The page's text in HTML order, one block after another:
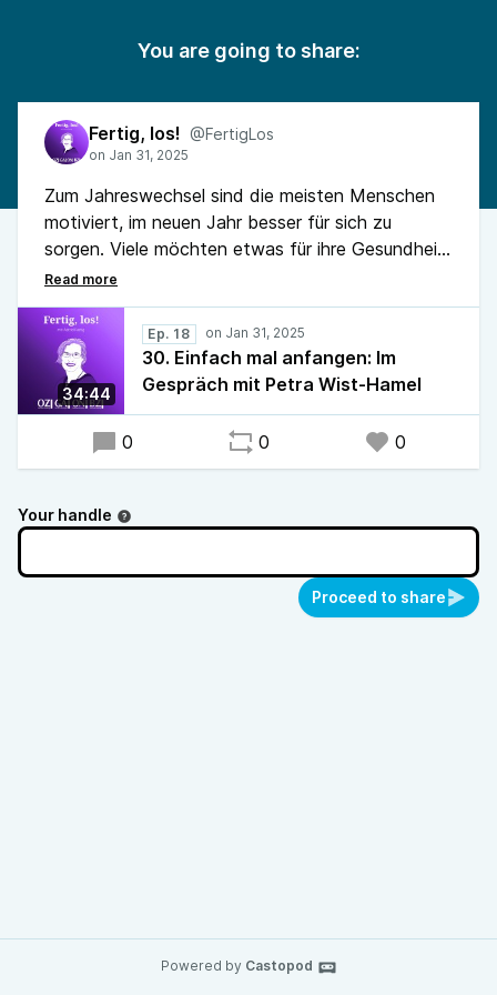
You are going to share:
Fertig, los! @FertigLos
Zum Jahreswechsel sind die meisten Menschen
motiviert, im neuen Jahr besser für sich zu
sorgen. Viele möchten etwas für ihre Gesundheit
tun, fitter werden oder schlanker. Wie man es
schafft, seine guten Vorsätze über das Frühjahr
hinaus zu retten und zu verwirklichen, schildert
Petra Wist-Hamel ...
34:44
Ep. 18
30. Einfach mal anfangen: Im
Gespräch mit Petra Wist-Hamel
0 0 0
Your handle
Proceed to share
Powered by Castopod